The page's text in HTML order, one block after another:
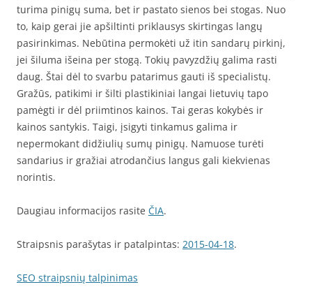
turima pinigų suma, bet ir pastato sienos bei stogas. Nuo
to, kaip gerai jie apšiltinti priklausys skirtingas langų
pasirinkimas. Nebūtina permokėti už itin sandarų pirkinį,
jei šiluma išeina per stogą. Tokių pavyzdžių galima rasti
daug. Štai dėl to svarbu patarimus gauti iš specialistų.
Gražūs, patikimi ir šilti plastikiniai langai lietuvių tapo
pamėgti ir dėl priimtinos kainos. Tai geras kokybės ir
kainos santykis. Taigi, įsigyti tinkamus galima ir
nepermokant didžiulių sumų pinigų. Namuose turėti
sandarius ir gražiai atrodančius langus gali kiekvienas
norintis.
Daugiau informacijos rasite ČIA.
Straipsnis parašytas ir patalpintas: 2015-04-18.
SEO straipsnių talpinimas